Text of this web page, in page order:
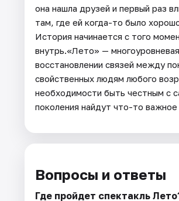
она нашла друзей и первый раз
там, где ей когда-то было
История начинается с того
внутрь.«Лето» —
восстановлении связей между
свойственных людям любого
необходимости быть честным с
поколения найдут что-то
Вопросы и ответы
Где пройдет спектакль